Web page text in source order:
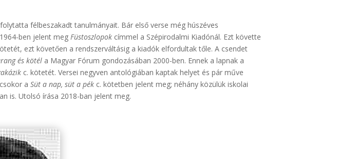
félbeszakadt tanulmányait. Bár első verse még húszéves
ben jelent meg Füstoszlopok címmel a Szépirodalmi Kiadónál. Ezt követte
ezt követően a rendszerváltásig a kiadók elfordultak tőle. A csendet
és kötél a Magyar Fórum gondozásában 2000-ben. Ennek a lapnak a
c. kötetét. Versei negyven antológiában kaptak helyet és pár műve
csokor aSüt a nap, süt a pék c. kötetben jelent meg; néhány közülük iskolai
is. Utolsó írása 2018-ban jelent meg.